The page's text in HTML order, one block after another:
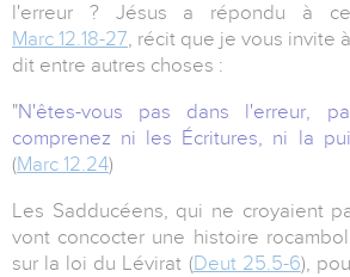
l'erreur ? Jésus a répondu à
Marc 12.18-27, récit que je vous invite
dit entre autres choses :
"N'êtes-vous pas dans l'erreur,
comprenez ni les Écritures, ni la
(Marc 12.24)
Les Sadducéens, qui ne croyaient
vont concocter une histoire
sur la loi du Lévirat (Deut 25.5-6),